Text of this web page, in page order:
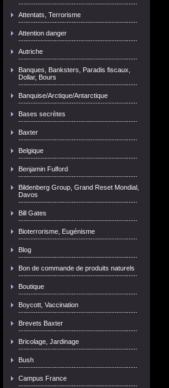
Attentats, Terrorisme
Attention danger
Autriche
Banques, Banksters, Paradis fiscaux,
Dollar, Bours
Banquise/Arctique/Antarctique
Bases secrètes
Baxter
Belgique
Benjamin Fulford
Bildenberg Group, Grand Reset Mondial,
Davos
Bill Gates
Bioterrorisme, Eugénisme
Blog
Bon de commande de produits naturels
Boutique
Boycott, Vaccination
Brevets Baxter
Bricolage, Jardinage
Bush
Campus France